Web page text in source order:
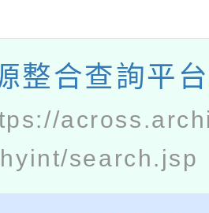
整合查詢平台
search.jsp